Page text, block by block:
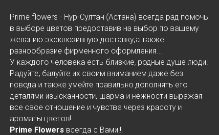
Prime flowers - Нур-Султан (Астана) всегда рад помочь
в выборе цветов предоставив на выбор по вашему
желанию эксклюзивную доставку,а также
разнообразие фирменного оформления...
У каждого человека есть близкие, родные душе люди!
Радуйте, балуйте их своим вниманием даже без
повода и также умейте правильно дополнять его
деталями изысканности, шарма и нежности выражая
все свое отношение и чувства через красоту и
ароматы цветов!
Prime Flowers всегда с Вами!!!